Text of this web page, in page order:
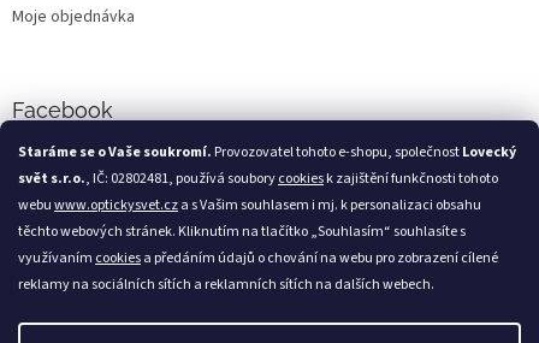
Staráme se o Vaše soukromí. Provozovatel tohoto e-shopu, společnostLovecký
svět s.r.o., IČ: 02802481, používá souborycookiesk zajištění funkčnosti tohoto
webuwww.optickysvet.cza s Vašim souhlasem i mj. k personalizaci obsahu
těchto webových stránek. Kliknutím na tlačítko „Souhlasím“ souhlasíte s
využívaním cookiesa předáním údajů o chování na webu pro zobrazení cílené
reklamy na sociálních sítích a reklamních sítích na dalších webech.
Moje objednávka
Facebook
Loveckýsvět.cz